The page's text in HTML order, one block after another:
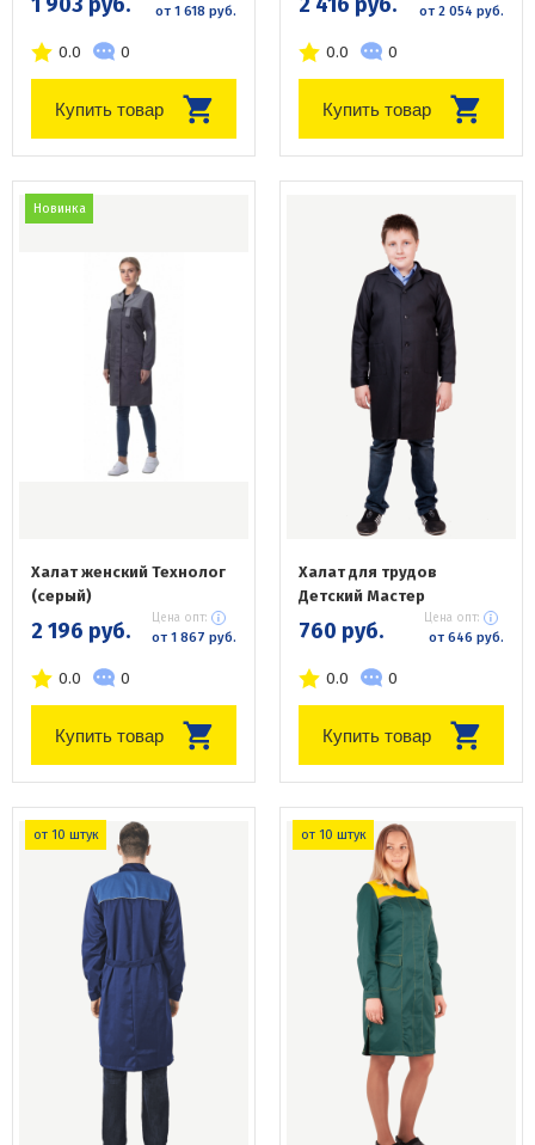
от 1 618 руб.
0.0 0
Купить товар
от 2 054 руб.
0.0 0
Купить товар
Новинка
Халат женский Технолог
(серый)
2 196 руб. Цена опт:
от 1 867 руб.
0.0 0
Купить товар
Халат для трудов
Детский Мастер
760 руб. Цена опт:
от 646 руб.
0.0 0
Купить товар
от 10 штук от 10 штук